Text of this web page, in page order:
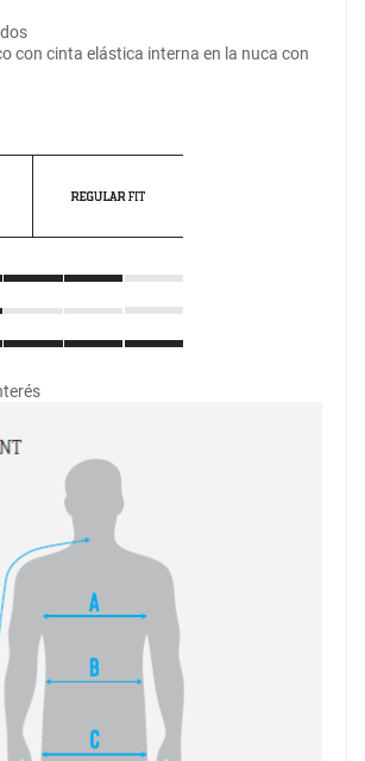
con cinta elástica interna en la nuca con